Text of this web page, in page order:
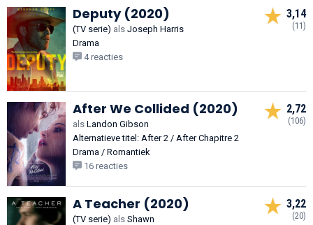
Deputy (2020)
(TV serie) als Joseph Harris
Drama
4 reacties
3,14
(11)
After We Collided (2020)
als Landon Gibson
Alternatieve titel: After 2 / After Chapitre 2
Drama / Romantiek
16 reacties
2,72
(106)
A Teacher (2020)
(TV serie) als Shawn
3,22
(20)